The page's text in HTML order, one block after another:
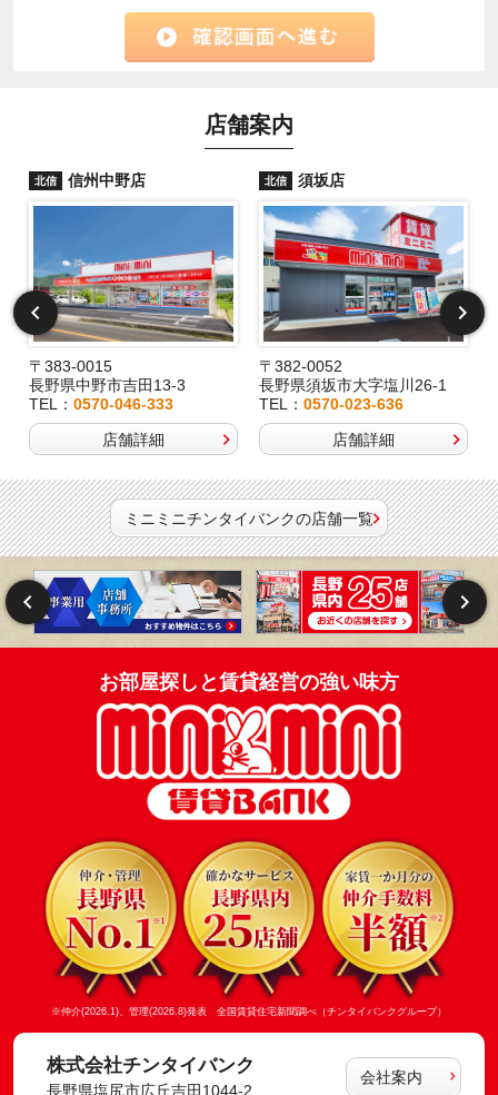
店舗案内
北信 信州中野店
〒383-0015
長野県中野市吉田13-3
TEL： 0570-046-333
店舗詳細
北信 須坂店
〒382-0052
長野県須坂市大字塩川26-1
TEL：0570-023-636
店舗詳細
ミニミニチンタイバンクの店舗一覧
お部屋探しと賃貸経営の強い味方
※仲介(2026.1)、管理(2026.8)発表 全国賃貸住宅新聞調べ（チンタイバンクグループ）
株式会社チンタイバンク
長野県塩尻市広丘吉田1044-2
会社案内